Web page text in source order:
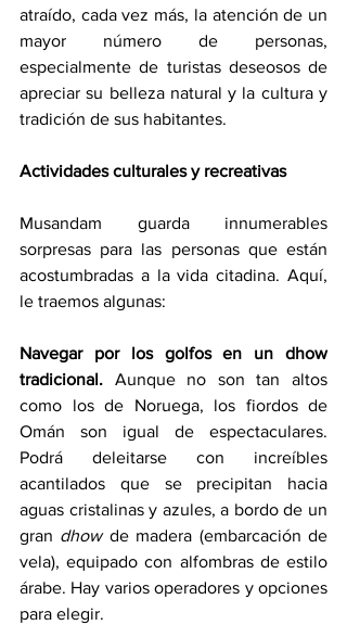
atraído, cada vez más, la atención de un
mayor número de personas,
especialmente de turistas deseosos de
apreciar su belleza natural y la cultura y
tradición de sus habitantes.
Actividades culturales y recreativas
Musandam guarda innumerables
sorpresas para las personas que están
acostumbradas a la vida citadina. Aquí,
le traemos algunas:
Navegar por los golfos en un dhow
tradicional. Aunque no son tan altos
como los de Noruega, los fiordos de
Omán son igual de espectaculares.
Podrá deleitarse con increíbles
acantilados que se precipitan hacia
aguas cristalinas y azules, a bordo de un
gran dhow de madera (embarcación de
vela), equipado con alfombras de estilo
árabe. Hay varios operadores y opciones
para elegir.